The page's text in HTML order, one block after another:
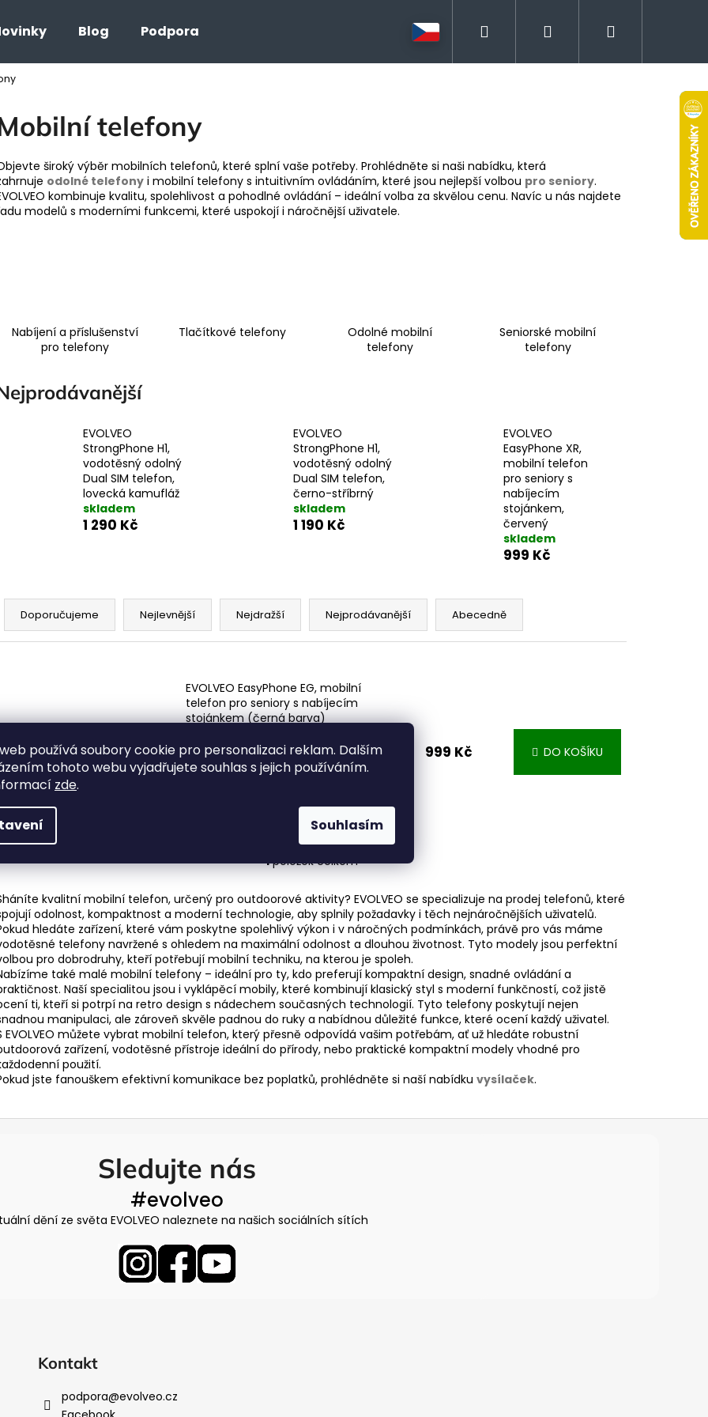
používá soubory cookie pro personalizaci reklam. Dalším
tohoto webu vyjadřujete souhlas s jejich používáním.
zde.
Souhlasím
Blog Podpora Přihlášení
telefony
široký výběr mobilních telefonů, které splní vaše potřeby. Prohlédněte si naši nabídku, která
odolné telefony i mobilní telefony s intuitivním ovládáním, které jsou nejlepší volbou pro seniory.
kombinuje kvalitu, spolehlivost a pohodlné ovládání – ideální volba za skvělou cenu. Navíc u nás najdete
modelů s moderními funkcemi, které uspokojí i náročnější uživatele.
Nabíjení a příslušenství
pro telefony
Tlačítkové telefony
Odolné mobilní
telefony
Seniorské mobilní
telefony
EVOLVEO
StrongPhone H1,
vodotěsný odolný
Dual SIM telefon,
lovecká kamufláž
skladem
1 290 Kč
EVOLVEO
StrongPhone H1,
vodotěsný odolný
Dual SIM telefon,
černo-stříbrný
skladem
1 190 Kč
EVOLVEO
EasyPhone XR,
mobilní telefon
pro seniory s
nabíjecím
stojánkem,
červený
skladem
999 Kč
Ř
r
Doporučujeme Nejlevnější Nejdražší Nejprodávanější Abecedně
EVOLVEO EasyPhone EG, mobilní
telefon pro seniory s nabíjecím
stojánkem (černá barva)
Kovový přední panel s barevným 2,4"
displejem, SOS tlačítko s lokalizací
999 Kč DO KOŠÍKU
O
l
á
d
a
c
í
p
r
v
k
y
1položek celkem
kvalitní mobilní telefon, určený pro outdoorové aktivity? EVOLVEO se specializuje na prodej telefonů, které
odolnost, kompaktnost a moderní technologie, aby splnily požadavky i těch nejnáročnějších uživatelů.
hledáte zařízení, které vám poskytne spolehlivý výkon i v náročných podmínkách, právě pro vás máme
telefony navržené s ohledem na maximální odolnost a dlouhou životnost. Tyto modely jsou perfektní
pro dobrodruhy, kteří potřebují mobilní techniku, na kterou je spoleh.
také malé mobilní telefony – ideální pro ty, kdo preferují kompaktní design, snadné ovládání a
Naší specialitou jsou i vyklápěcí mobily, které kombinují klasický styl s moderní funkčností, což jistě
ti, kteří si potrpí na retro design s nádechem současných technologií. Tyto telefony poskytují nejen
manipulaci, ale zároveň skvěle padnou do ruky a nabídnou důležité funkce, které ocení každý uživatel.
EVOLVEO můžete vybrat mobilní telefon, který přesně odpovídá vašim potřebám, ať už hledáte robustní
zařízení, vodotěsné přístroje ideální do přírody, nebo praktické kompaktní modely vhodné pro
použití.
jste fanouškem efektivní komunikace bez poplatků, prohlédněte si naší nabídku vysílaček.
Sledujte nás
#evolveo
dění ze světa EVOLVEO naleznete na našich sociálních sítích
Kontakt
podpora@evolveo.cz